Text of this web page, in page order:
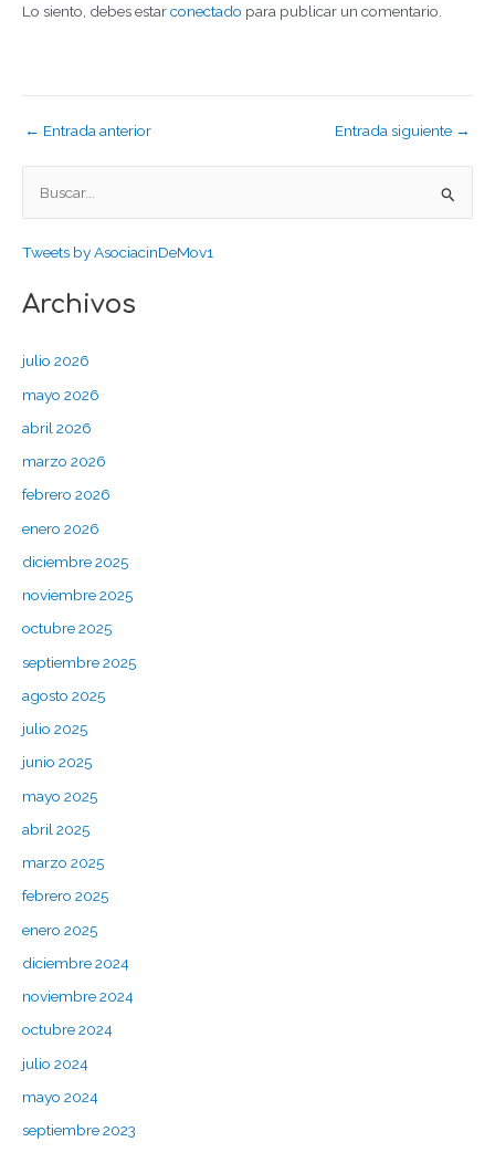
Lo siento, debes estarconectado para publicar un comentario.
← Entrada anterior Entrada siguiente →
s
a
o
r
:
Tweets by AsociacinDeMov1
Archivos
julio 2026
mayo 2026
abril 2026
marzo 2026
febrero 2026
enero 2026
diciembre 2025
noviembre 2025
octubre 2025
septiembre 2025
agosto 2025
julio 2025
junio 2025
mayo 2025
abril 2025
marzo 2025
febrero 2025
enero 2025
diciembre 2024
noviembre 2024
octubre 2024
julio 2024
mayo 2024
septiembre 2023